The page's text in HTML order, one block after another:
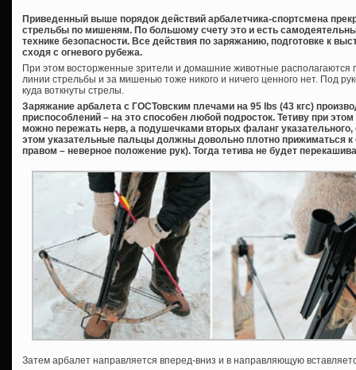
Приведенный выше порядок действий арбалетчика-спортсмена
стрельбы по мишеням. По большому счету это и есть
технике безопасности. Все действия по заряжанию, подготовке к
сходя с огневого рубежа.
При этом восторженные зрители и домашние животные располагаются
линии стрельбы и за мишенью тоже никого и ничего ценного нет. Под
куда воткнуты стрелы.
Заряжание арбалета с ГОСТовским плечами на 95 lbs (43 кгс)
приспособлений – на это способен любой подросток. Тетиву при
можно пережать нерв, а подушечками вторых фаланг
этом указательные пальцы должны довольно плотно прижиматься
правом – неверное положение рук). Тогда тетива не будет
Затем арбалет направляется вперед-вниз и в направляющую